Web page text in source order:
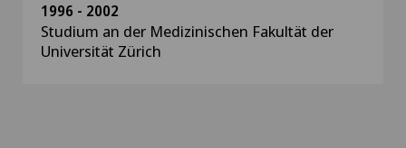
1996 - 2002
Studium an der Medizinischen Fakultät der
Universität Zürich